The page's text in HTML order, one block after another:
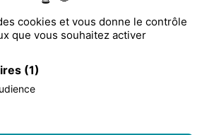
cookies et vous donne le contrôle
que vous souhaitez activer
(1)